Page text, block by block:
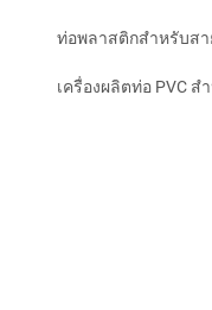
ท่อพลาสติกสำหรับสา
เครื่องผลิตท่อ PVC